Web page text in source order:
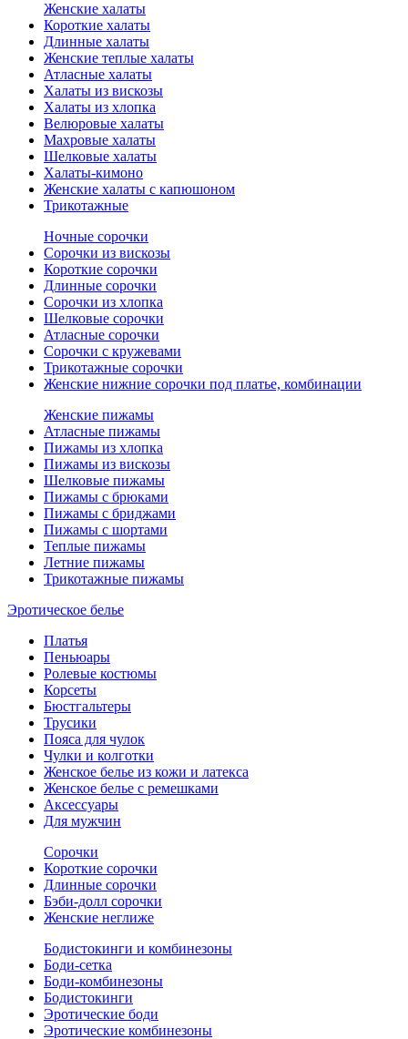
Женские халаты
Короткие халаты
Длинные халаты
Женские теплые халаты
Атласные халаты
Халаты из вискозы
Халаты из хлопка
Велюровые халаты
Махровые халаты
Шелковые халаты
Халаты-кимоно
Женские халаты с капюшоном
Трикотажные
Ночные сорочки
Сорочки из вискозы
Короткие сорочки
Длинные сорочки
Сорочки из хлопка
Шелковые сорочки
Атласные сорочки
Сорочки с кружевами
Трикотажные сорочки
Женские нижние сорочки под платье, комбинации
Женские пижамы
Атласные пижамы
Пижамы из хлопка
Пижамы из вискозы
Шелковые пижамы
Пижамы с брюками
Пижамы с бриджами
Пижамы с шортами
Теплые пижамы
Летние пижамы
Трикотажные пижамы
Эротическое белье
Платья
Пеньюары
Ролевые костюмы
Корсеты
Бюстгальтеры
Трусики
Пояса для чулок
Чулки и колготки
Женское белье из кожи и латекса
Женское белье с ремешками
Аксессуары
Для мужчин
Сорочки
Короткие сорочки
Длинные сорочки
Бэби-долл сорочки
Женские неглиже
Бодистокинги и комбинезоны
Боди-сетка
Боди-комбинезоны
Бодистокинги
Эротические боди
Эротические комбинезоны